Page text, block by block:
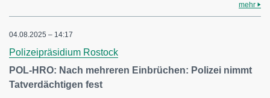
mehr
04.08.2025 – 14:17
Polizeipräsidium Rostock
POL-HRO: Nach mehreren Einbrüchen: Polizei nimmt
Tatverdächtigen fest